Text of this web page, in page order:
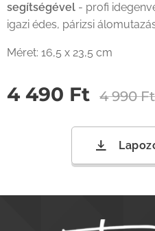
segítségével - profi
igazi édes, párizsi
Méret: 16,5 x 23,5 cm
4 490 Ft 4 990Ft